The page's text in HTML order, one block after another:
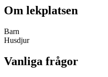
Om lekplatsen
Barn
Husdjur
Vanliga frågor